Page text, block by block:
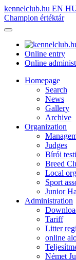
kennelclub.hu EN
Champion értéktár
Online entry
Online
Homepage
Search
News
Gallery
Archive
Organization
Judges
Bírói
Breed
Local
Sport
Junior
Administration
Tariff
Litter
online
Német